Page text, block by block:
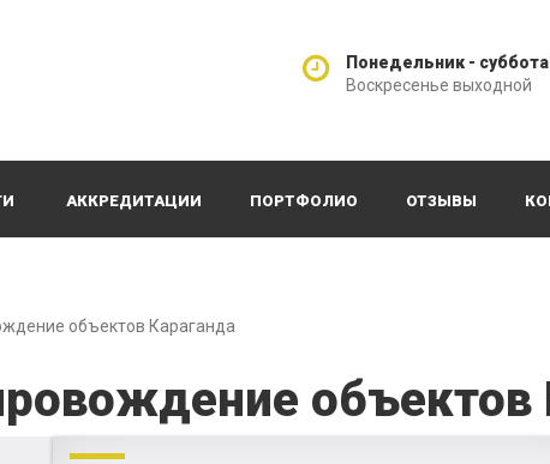
Понедельник - суббота
Воскресенье выходной
АККРЕДИТАЦИИ ПОРТФОЛИО ОТЗЫВЫ
объектов Караганда
объектов